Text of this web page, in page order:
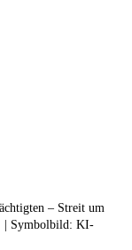
– Streit um
| Symbolbild: KI-